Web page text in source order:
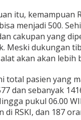
itu, kemampuan
menjadi 500.
cakupan yang
Meski dukungan
akan akan lebih
total pasien yang
dan sebanyak
pukul 06.00
di RSKI, dan 187